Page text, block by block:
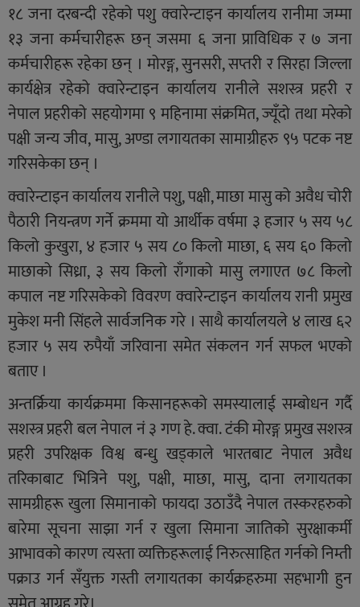
१८ जना दरबन्दी रहेको पशु क्वारेन्टाइन कार्यालय रानीमा जम्मा
१३ जना कर्मचारीहरू छन् जसमा ६ जना प्राविधिक र ७ जना
कर्मचारीहरू रहेका छन् । मोरङ्ग, सुनसरी, सप्तरी र सिरहा जिल्ला
कार्यक्षेत्र रहेको क्वारेन्टाइन कार्यालय रानीले सशस्त्र प्रहरी र
नेपाल प्रहरीको सहयोगमा ९ महिनामा संक्रमित, ज्यूँदो तथा मरेको
पक्षी जन्य जीव, मासु, अण्डा लगायतका सामाग्रीहरु ९५ पटक नष्ट
गरिसकेका छन् ।
क्वारेन्टाइन कार्यालय रानीले पशु, पक्षी, माछा मासु को अवैध चोरी
पैठारी नियन्त्रण गर्ने क्रममा यो आर्थीक वर्षमा ३ हजार ५ सय ५८
किलो कुखुरा, ४ हजार ५ सय ८० किलो माछा, ६ सय ६० किलो
माछाको सिध्रा, ३ सय किलो राँगाको मासु लगाएत ७८ किलो
कपाल नष्ट गरिसकेको विवरण क्वारेन्टाइन कार्यालय रानी प्रमुख
मुकेश मनी सिंहले सार्वजनिक गरे । साथै कार्यालयले ४ लाख ६२
हजार ५ सय रुपैयाँ जरिवाना समेत संकलन गर्न सफल भएको
बताए ।
अन्तर्क्रिया कार्यक्रममा किसानहरूको समस्यालाई सम्बोधन गर्दै
सशस्त्र प्रहरी बल नेपाल नं ३ गण हे. क्वा. टंकी मोरङ्ग प्रमुख सशस्त्र
प्रहरी उपरिक्षक विश्व बन्धु खड्काले भारतबाट नेपाल अवैध
तरिकाबाट भित्रिने पशु, पक्षी, माछा, मासु, दाना लगायतका
सामग्रीहरू खुला सिमानाको फायदा उठाउँदै नेपाल तस्करहरुको
बारेमा सूचना साझा गर्न र खुला सिमाना जातिको सुरक्षाकर्मी
आभावको कारण त्यस्ता व्यक्तिहरूलाई निरुत्साहित गर्नको निम्ती
पक्राउ गर्न सँयुक्त गस्ती लगायतका कार्यक्रहरुमा सहभागी हुन